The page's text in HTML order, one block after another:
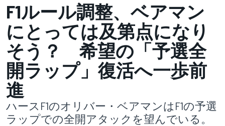
F1ルール調整、ベアマン
にとっては及第点になり
そう？ 希望の「予選全
開ラップ」復活へ一歩前
進
ハースF1のオリバー・ベアマンはF1の予選
ラップでの全開アタックを望んでいる。